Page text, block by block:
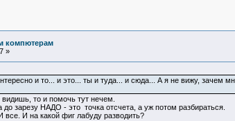
компютерам
»
и то... и это... ты и туда... и сюда... А я не вижу, зачем
то и помочь тут нечем.
зарезу НАДО - это точка отсчета, а уж потом разбираться.
все. И на какой фиг лабуду разводить?